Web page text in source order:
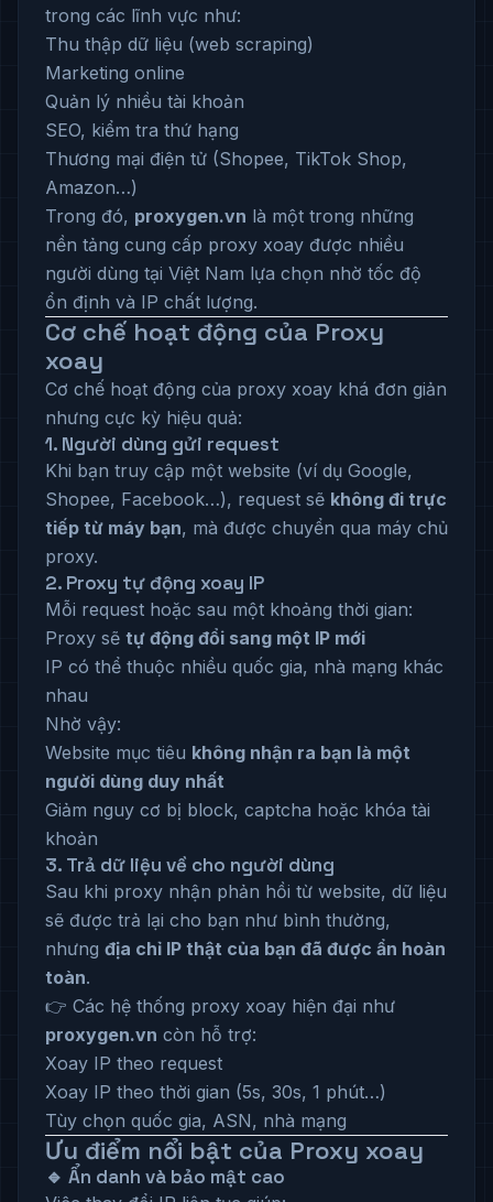
trong các lĩnh vực như:
Thu thập dữ liệu (web scraping)
Marketing online
Quản lý nhiều tài khoản
SEO, kiểm tra thứ hạng
Thương mại điện tử (Shopee, TikTok Shop,
Amazon…)
Trong đó, proxygen.vn là một trong những
nền tảng cung cấp proxy xoay được nhiều
người dùng tại Việt Nam lựa chọn nhờ tốc độ
ổn định và IP chất lượng.
Cơ chế hoạt động của Proxy
xoay
Cơ chế hoạt động của proxy xoay khá đơn giản
nhưng cực kỳ hiệu quả:
1. Người dùng gửi request
Khi bạn truy cập một website (ví dụ Google,
Shopee, Facebook…), request sẽ không đi trực
tiếp từ máy bạn, mà được chuyển qua máy chủ
proxy.
2. Proxy tự động xoay IP
Mỗi request hoặc sau một khoảng thời gian:
Proxy sẽ tự động đổi sang một IP mới
IP có thể thuộc nhiều quốc gia, nhà mạng khác
nhau
Nhờ vậy:
Website mục tiêu không nhận ra bạn là một
người dùng duy nhất
Giảm nguy cơ bị block, captcha hoặc khóa tài
khoản
3. Trả dữ liệu về cho người dùng
Sau khi proxy nhận phản hồi từ website, dữ liệu
sẽ được trả lại cho bạn như bình thường,
nhưng địa chỉ IP thật của bạn đã được ẩn hoàn
toàn.
👉 Các hệ thống proxy xoay hiện đại như
proxygen.vn còn hỗ trợ:
Xoay IP theo request
Xoay IP theo thời gian (5s, 30s, 1 phút…)
Tùy chọn quốc gia, ASN, nhà mạng
Ưu điểm nổi bật của Proxy xoay
🔹 Ẩn danh và bảo mật cao